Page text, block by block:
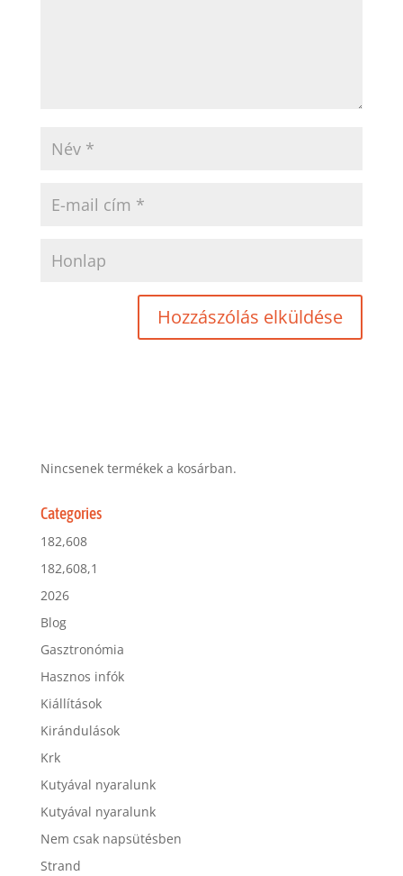
Nincsenek termékek a kosárban.
Categories
182,608
182,608,1
2026
Blog
Gasztronómia
Hasznos infók
Kiállítások
Kirándulások
Krk
Kutyával nyaralunk
Kutyával nyaralunk
Nem csak napsütésben
Strand